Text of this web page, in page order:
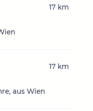
17 km
aus Wien
17 km